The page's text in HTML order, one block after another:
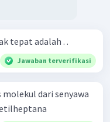
tepat adalah . .
Jawaban terverifikasi
dari senyawa